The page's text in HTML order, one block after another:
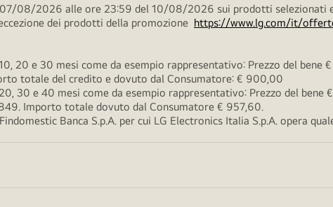
08/2026 alle ore 23:59 del 10/08/2026 sui prodotti selezionati
dei prodotti della promozione https://www.lg.com/it/
e 30 mesi come da esempio rappresentativo: Prezzo del bene
totale del credito e dovuto dal Consumatore: € 900,00
e 40 mesi come da esempio rappresentativo: Prezzo del bene
Importo totale dovuto dal Consumatore € 957,60.
Banca S.p.A. per cui LG Electronics Italia S.p.A. opera